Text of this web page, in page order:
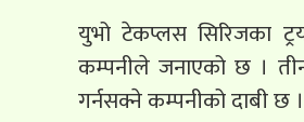
युभो टेकप्लस सिरिजका
कम्पनीले जनाएको छ ।
गर्नसक्ने कम्पनीको दाबी छ ।